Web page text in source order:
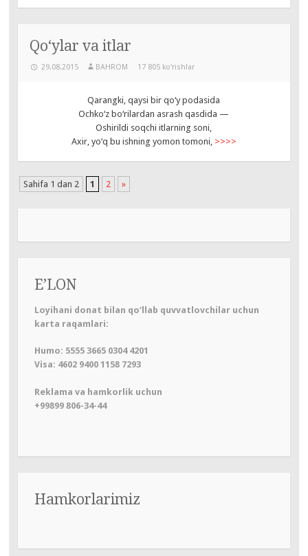
Qo‘ylar va itlar
29.08.2015 BAHROM 17 805 ko‘rishlar
Qarangki, qaysi bir qo‘y podasida
Ochko‘z bo‘rilardan asrash qasdida —
Oshirildi soqchi itlarning soni,
Axir, yo‘q bu ishning yomon tomoni, >>>>
Sahifa 1 dan 2 1 2 »
E’LON
Loyihani donat bilan qo‘llab quvvatlovchilar uchun
karta raqamlari:
Humo: 5555 3665 0304 4201
Visa: 4602 9400 1158 7293
Reklama va hamkorlik uchun
+99899 806-34-44
Hamkorlarimiz